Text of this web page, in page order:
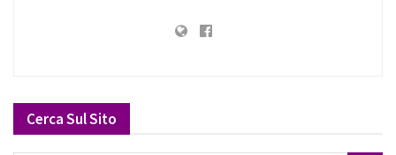
Cerca Sul Sito